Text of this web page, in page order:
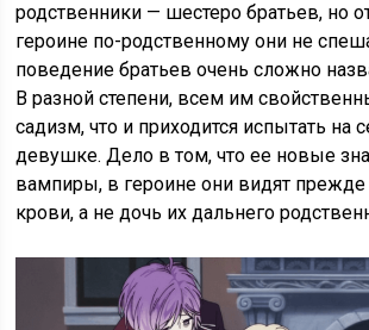
родственники — шестеро братьев, но
героине по-родственному они не
поведение братьев очень сложно
В разной степени, всем им
садизм, что и приходится испытать на
девушке. Дело в том, что ее новые
вампиры, в героине они видят прежде
крови, а не дочь их дальнего